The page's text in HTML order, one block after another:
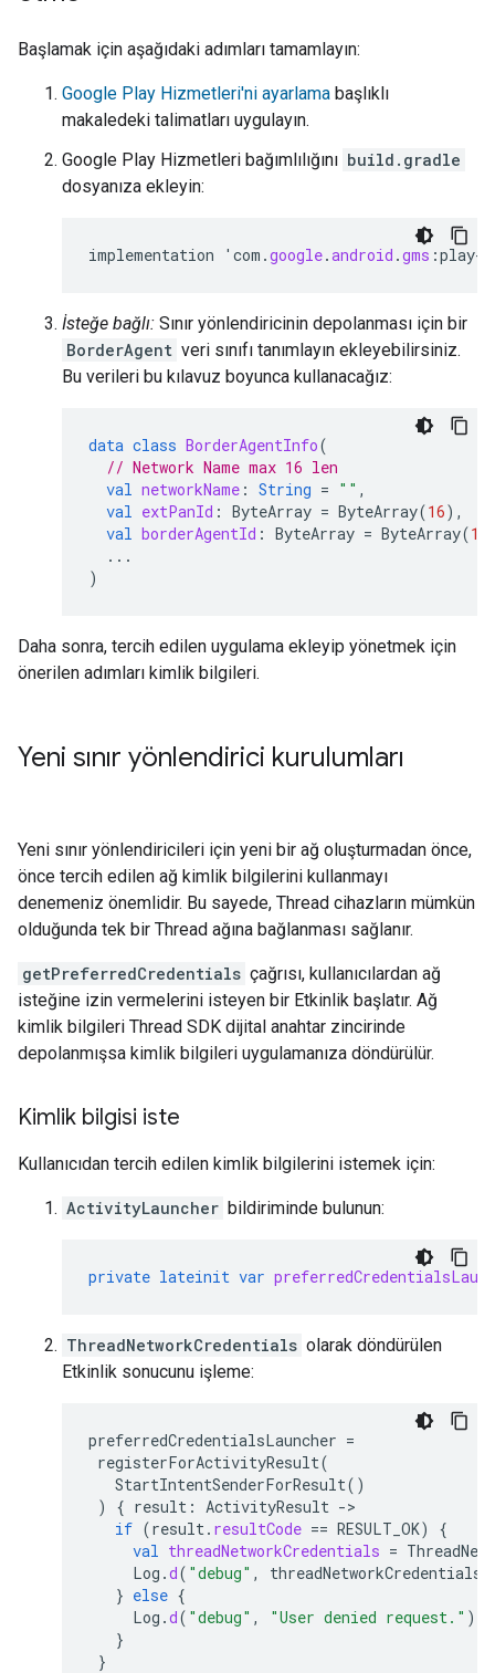
Başlamak için aşağıdaki adımları tamamlayın:
Google Play Hizmetleri'ni ayarlama başlıklı
makaledeki talimatları uygulayın.
Google Play Hizmetleri bağımlılığını build.gradle
dosyanıza ekleyin:
implementation ' com .google.android .gms :play-
İsteğe bağlı: Sınır yönlendiricinin depolanması için bir
BorderAgent veri sınıfı tanımlayın ekleyebilirsiniz.
Bu verileri bu kılavuz boyunca kullanacağız:
data class BorderAgentInfo(
// Network Name max 16 len
val networkName : String = "" ,
val extPanId : ByteArray = ByteArray(16),
val borderAgentId : ByteArray = ByteArray(16
...
)
Daha sonra, tercih edilen uygulama ekleyip yönetmek için
önerilen adımları kimlik bilgileri.
Yeni sınır yönlendirici kurulumları
Yeni sınır yönlendiricileri için yeni bir ağ oluşturmadan önce,
önce tercih edilen ağ kimlik bilgilerini kullanmayı
denemeniz önemlidir. Bu sayede, Thread cihazların mümkün
olduğunda tek bir Thread ağına bağlanması sağlanır.
getPreferredCredentials çağrısı, kullanıcılardan ağ
isteğine izin vermelerini isteyen bir Etkinlik başlatır. Ağ
kimlik bilgileri Thread SDK dijital anahtar zincirinde
depolanmışsa kimlik bilgileri uygulamanıza döndürülür.
Kimlik bilgisi iste
Kullanıcıdan tercih edilen kimlik bilgilerini istemek için:
ActivityLauncher bildiriminde bulunun:
private lateinit var
ThreadNetworkCredentials olarak döndürülen
Etkinlik sonucunu işleme:
preferredCredentialsLauncher =
registerForActivityResult(
StartIntentSenderForResult()
)
{ result : ActivityResult -
if (result. resultCode == RESULT_OK)
{
val threadNetworkCredentials =
Log .d( "debug" , threadNetworkCredentials
} else {
Log .d( "debug" , "User denied request." )
}
}